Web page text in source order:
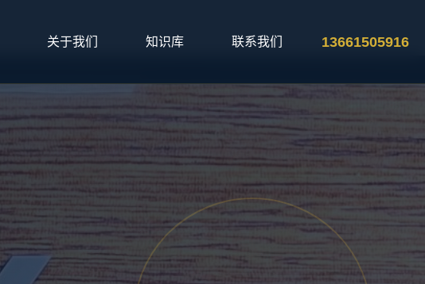
关于我们 知识库 联系我们 13661505916